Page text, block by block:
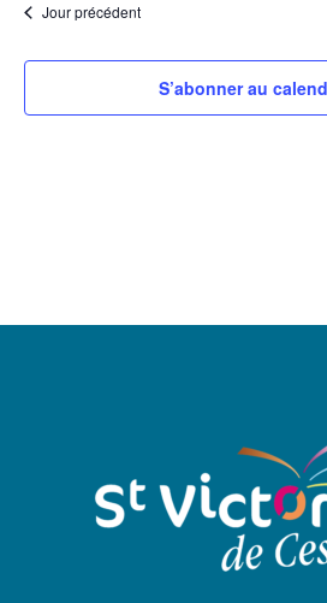
Jour précédent
S’abonner au